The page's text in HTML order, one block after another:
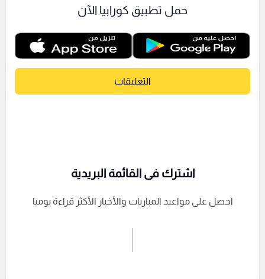
حمل تطبيق كورابيا الآن
التعليقات
إرسال تعليق
اشترك فى القائمة البريدية
احصل على مواعيد المباريات والأخبار الأكثر قراءة يوميا